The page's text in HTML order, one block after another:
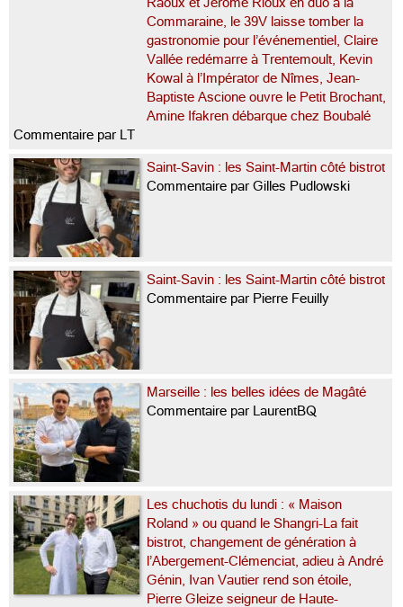
Commaraine, le 39V laisse tomber la
gastronomie pour l’événementiel, Claire
Vallée redémarre à Trentemoult, Kevin
Kowal à l’Impérator de Nîmes, Jean-
Baptiste Ascione ouvre le Petit Brochant,
Amine Ifakren débarque chez Boubalé
Commentaire par LT
Saint-Savin : les Saint-Martin côté bistrot
Commentaire par Gilles Pudlowski
Saint-Savin : les Saint-Martin côté bistrot
Commentaire par Pierre Feuilly
Marseille : les belles idées de Magâté
Commentaire par LaurentBQ
Les chuchotis du lundi : « Maison
Roland » ou quand le Shangri-La fait
bistrot, changement de génération à
l’Abergement-Clémenciat, adieu à André
Génin, Ivan Vautier rend son étoile,
Pierre Gleize seigneur de Haute-